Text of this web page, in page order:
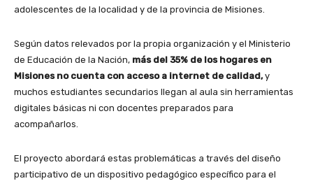
adolescentes de la localidad y de la provincia de Misiones.
Según datos relevados por la propia organización y el Ministerio
de Educación de la Nación, más del 35% de los hogares en
Misiones no cuenta con acceso a internet de calidad,y
muchos estudiantes secundarios llegan al aula sin herramientas
digitales básicas ni con docentes preparados para
acompañarlos.
El proyecto abordará estas problemáticas a través del diseño
participativo de un dispositivo pedagógico específico para el